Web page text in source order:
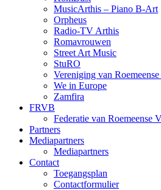
MusicArthis – Piano B-Art
Orpheus
Radio-TV Arthis
Romavrouwen
Street Art Music
StuRO
Vereniging van
We in Europe
Zamfira
FRVB
Federatie van Roemeense
Partners
Mediapartners
Mediapartners
Contact
Toegangsplan
Contactformulier